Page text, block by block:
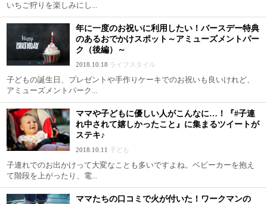
いちご狩りを楽しみにし...
年に一度のお祝いに利用したい！バースデー特典
のあるおでかけスポット～アミューズメントパー
ク（後編）～
2018.10.18 ライフスタイル
子どもの誕生日、プレゼントや手作りケーキでのお祝いも良いけれど、
アミューズメントパーク...
ママや子どもに優しい人がこんなに…！『#子連
れ中されて嬉しかったこと』に集まるツイートが
ステキ♪
2018.10.11 子ども
子連れでのお出かけって大変なことも多いですよね。ベビーカーを抱え
て階段を上がったり、電...
ママたちの口コミで火が付いた！ワークマンの